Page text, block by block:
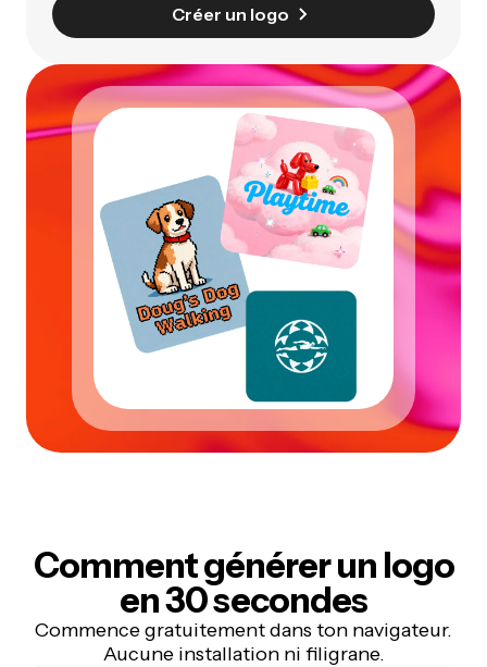
Créer un logo
Comment générer un logo
en 30 secondes
Commence gratuitement dans ton navigateur.
Aucune installation ni filigrane.